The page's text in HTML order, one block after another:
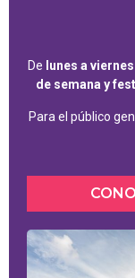
De lunes a viernes
de semana y
Para el público